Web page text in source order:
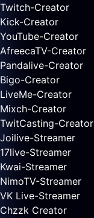
Twitch-Creator
Kick-Creator
YouTube-Creator
AfreecaTV-Creator
Pandalive-Creator
Bigo-Creator
LiveMe-Creator
Mixch-Creator
TwitCasting-Creator
Joilive-Streamer
17live-Streamer
Kwai-Streamer
NimoTV-Streamer
VK Live-Streamer
Chzzk Creator